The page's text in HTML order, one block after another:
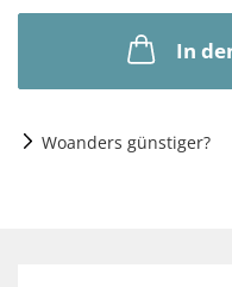
In
Woanders günstiger?